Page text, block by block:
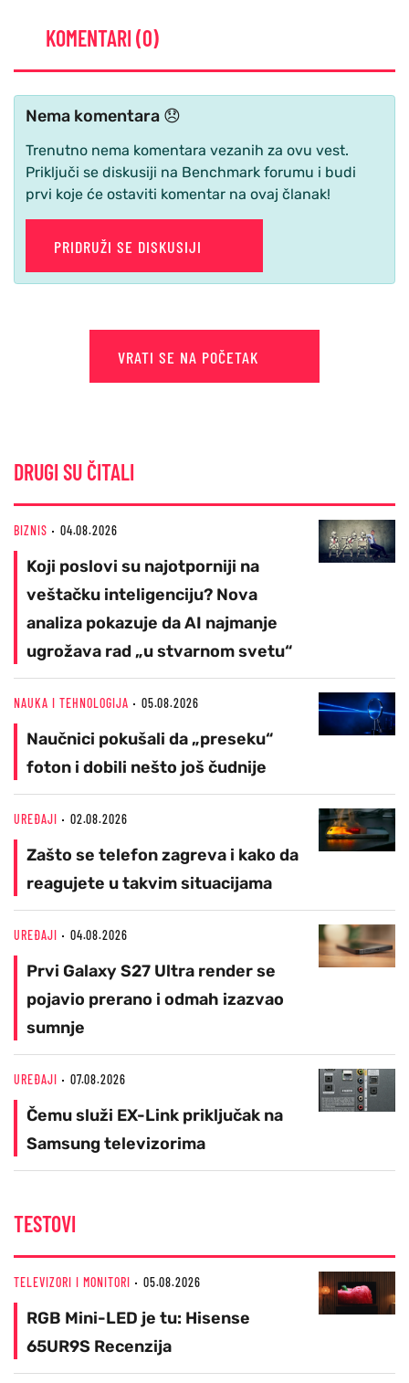
KOMENTARI (0)
Nema komentara 😞
Trenutno nema komentara vezanih za ovu vest.
Priključi se diskusiji na Benchmark forumu i budi
prvi koje će ostaviti komentar na ovaj članak!
PRIDRUŽI SE DISKUSIJI
VRATI SE NA POČETAK
DRUGI SU ČITALI
BIZNIS 04.08.2026
Koji poslovi su najotporniji na
veštačku inteligenciju? Nova
analiza pokazuje da AI najmanje
ugrožava rad „u stvarnom svetu“
NAUKA I TEHNOLOGIJA 05.08.2026
Naučnici pokušali da „preseku“
foton i dobili nešto još čudnije
UREĐAJI 02.08.2026
Zašto se telefon zagreva i kako da
reagujete u takvim situacijama
UREĐAJI 04.08.2026
Prvi Galaxy S27 Ultra render se
pojavio prerano i odmah izazvao
sumnje
UREĐAJI 07.08.2026
Čemu služi EX-Link priključak na
Samsung televizorima
TESTOVI
TELEVIZORI I MONITORI 05.08.2026
RGB Mini-LED je tu: Hisense
65UR9S Recenzija